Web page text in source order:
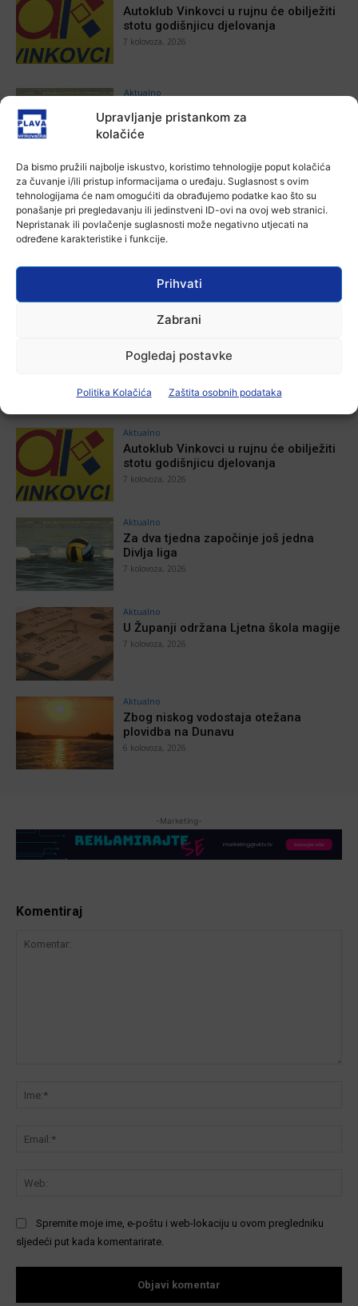
Upravljanje pristankom za
kolačiće
Da bismo pružili najbolje iskustvo, koristimo tehnologije poput kolačića
za čuvanje i/ili pristup informacijama o uređaju. Suglasnost s ovim
tehnologijama će nam omogućiti da obrađujemo podatke kao što su
ponašanje pri pregledavanju ili jedinstveni ID-ovi na ovoj web stranici.
Nepristanak ili povlačenje suglasnosti može negativno utjecati na
određene karakteristike i funkcije.
Prihvati
Zabrani
Pogledaj postavke
Politika Kolačića Zaštita osobnih podataka
Autoklub Vinkovci u rujnu će obilježiti
stotu godišnjicu djelovanja
7 kolovoza, 2026
Aktualno
Za dva tjedna započinje još jedna
Divlja liga
Ana Tokić
Aktualno
U Županji održana Ljetna škola magije
Ana Tokić - 7 kolovoza, 2026
Aktualno
Zbog niskog vodostaja otežana
plovidba na Dunavu
Ana Tokić - 6 kolovoza, 2026
Aktualno
Autoklub Vinkovci u rujnu će obilježiti
stotu godišnjicu djelovanja
7 kolovoza, 2026
Aktualno
Za dva tjedna započinje još jedna
Divlja liga
7 kolovoza, 2026
Aktualno
U Županji održana Ljetna škola magije
7 kolovoza, 2026
Aktualno
Zbog niskog vodostaja otežana
plovidba na Dunavu
6 kolovoza, 2026
-Marketing-
Komentiraj
Spremite moje ime, e-poštu i web-lokaciju u ovom pregledniku
sljedeći put kada komentarirate.